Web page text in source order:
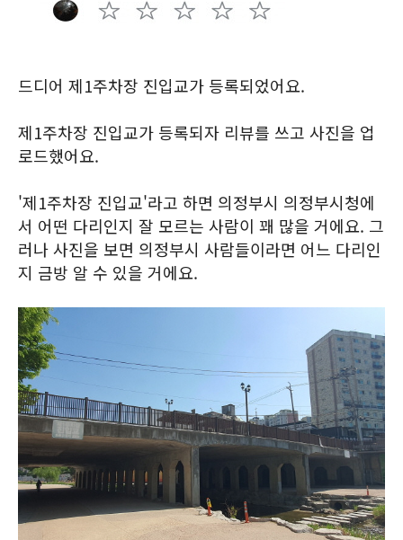
드디어 제1주차장 진입교가 등록되었어요.
제1주차장 진입교가 등록되자 리뷰를 쓰고 사진을 업
로드했어요.
'제1주차장 진입교'라고 하면 의정부시 의정부시청에
서 어떤 다리인지 잘 모르는 사람이 꽤 많을 거에요. 그
러나 사진을 보면 의정부시 사람들이라면 어느 다리인
지 금방 알 수 있을 거에요.